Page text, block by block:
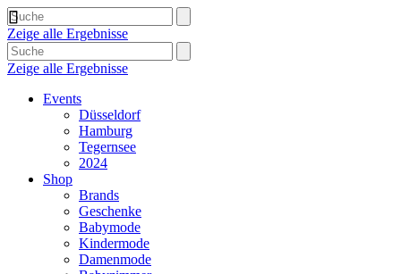
Zeige alle Ergebnisse
Zeige alle Ergebnisse
Events
Düsseldorf
Hamburg
Tegernsee
2024
Shop
Brands
Geschenke
Babymode
Kindermode
Damenmode